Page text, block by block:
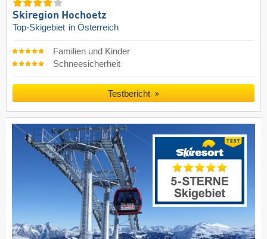
Skiregion Hochoetz
Top-Skigebiet in Österreich
Familien und Kinder
Schneesicherheit
Testbericht